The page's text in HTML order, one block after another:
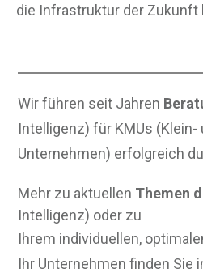
die Infrastruktur der Zukunft
Wir führen seit Jahren
Intelligenz) für KMUs
Unternehmen) erfolgreich
Mehr zu aktuellen Themen
Intelligenz) oder zu
Ihrem individuellen,
Ihr Unternehmen finden Sie